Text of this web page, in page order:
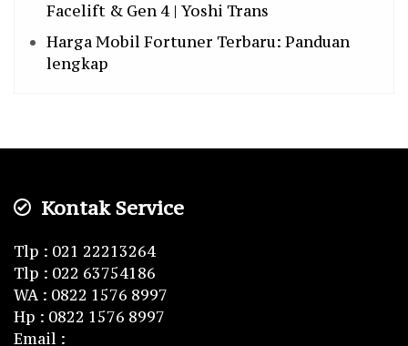
Facelift & Gen 4 | Yoshi Trans
Harga Mobil Fortuner Terbaru: Panduan
lengkap
Kontak Service
Tlp : 021 22213264
Tlp : 022 63754186
WA : 0822 1576 8997
Hp : 0822 1576 8997
Email :